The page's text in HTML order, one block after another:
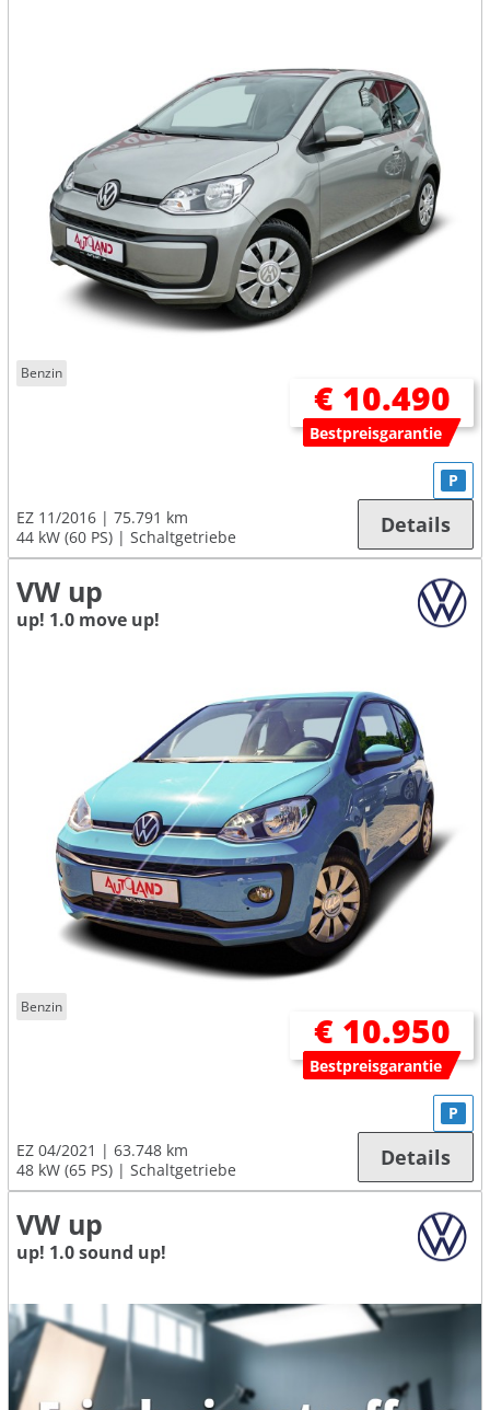
Benzin
€ 10.490
Bestpreisgarantie
EZ 11/2016
75.791 km
44 kW (60 PS)
Schaltgetriebe
P
Details
VW up
up! 1.0 move up!
Benzin
€ 10.950
Bestpreisgarantie
EZ 04/2021
63.748 km
48 kW (65 PS)
Schaltgetriebe
P
Details
VW up
up! 1.0 sound up!